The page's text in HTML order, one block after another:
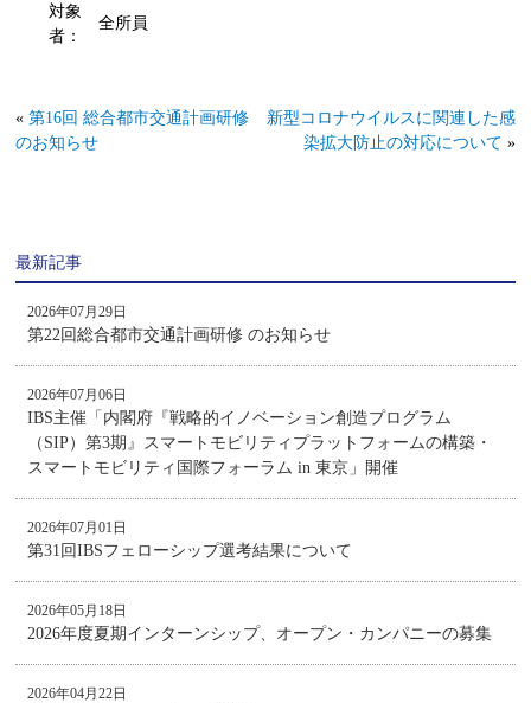
対象
者：
全所員
«第16回 総合都市交通計画研修
のお知らせ
新型コロナウイルスに関連した感
染拡大防止の対応について »
最新記事
2026年07月29日
第22回総合都市交通計画研修 のお知らせ
2026年07月06日
IBS主催「内閣府『戦略的イノベーション創造プログラム
（SIP）第3期』スマートモビリティプラットフォームの構築・
スマートモビリティ国際フォーラム in 東京」開催
2026年07月01日
第31回IBSフェローシップ選考結果について
2026年05月18日
2026年度夏期インターンシップ、オープン・カンパニーの募集
2026年04月22日